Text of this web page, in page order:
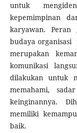
untuk
kepemimpinan
karyawan. Peran
budaya
merupakan
komunikasi
dilakukan untuk
memahami,
keinginannya.
memiliki
baik.